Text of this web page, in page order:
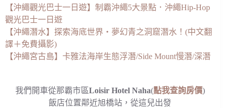
【沖繩觀光巴士一日遊】制霸沖繩5大景點．沖繩Hip-Hop
觀光巴士一日遊
【沖繩潛水】探索海底世界・夢幻青之洞窟潛水！(中文翻
譯＋免費攝影)
【沖繩宮古島】卡雅法海岸生態浮潛/Side Mount慢潛/深潛
我們開車從那霸市區Loisir Hotel Naha(點我查詢房價)
飯店位置鄰近旭橋站，從這兒出發